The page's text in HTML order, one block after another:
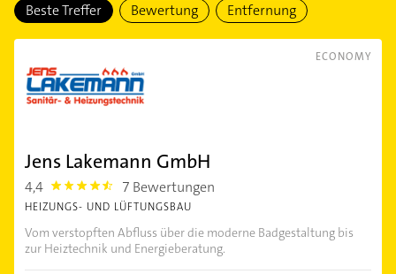
Beste Treffer Bewertung Entfernung
ECONOMY
Jens Lakemann GmbH
4,4 4.4 7 Bewertungen
HEIZUNGS- UND LÜFTUNGSBAU
Vom verstopften Abfluss über die moderne Badgestaltung bis
zur Heiztechnik und Energieberatung.